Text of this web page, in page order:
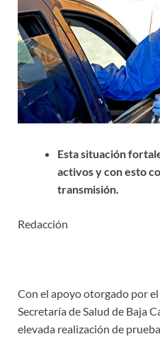
Esta situación
activos y con esto
transmisión.
Redacción
Con el apoyo otorgado por
Secretaría de Salud de Baja
elevada realización de